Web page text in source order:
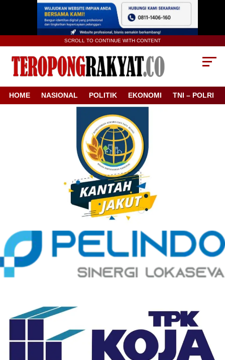
SCROLL TO CONTINUE WITH CONTENT
HOME NASIONAL POLITIK EKONOMI TNI – POLRI